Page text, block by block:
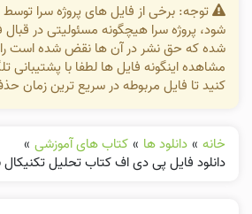
توجه: برخی از فایل های پروژه سرا توسط
شود، پروژه سرا هیچگونه مسئولیتی در قبال
شده که حق نشر در آن ها نقض شده است را
مشاهده اینگونه فایل ها لطفا با پشتیبانی
کنید تا فایل مربوطه در سریع ترین زمان
خانه » دانلود ها » کتاب های آموزشی »
دانلود فایل پی دی اف کتاب تحلیل تکنیکال